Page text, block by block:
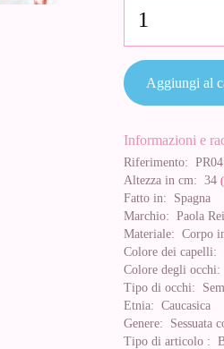
Aggiungi al
Informazioni e
Riferimento:
Altezza in cm: 34
Fatto in: Spagna
Marchio: Paola
Materiale: Corpo
Colore dei capelli:
Colore degli occhi:
Tipo di occhi:
Etnia: Caucasica
Genere: Sessuata
Tipo di articolo :